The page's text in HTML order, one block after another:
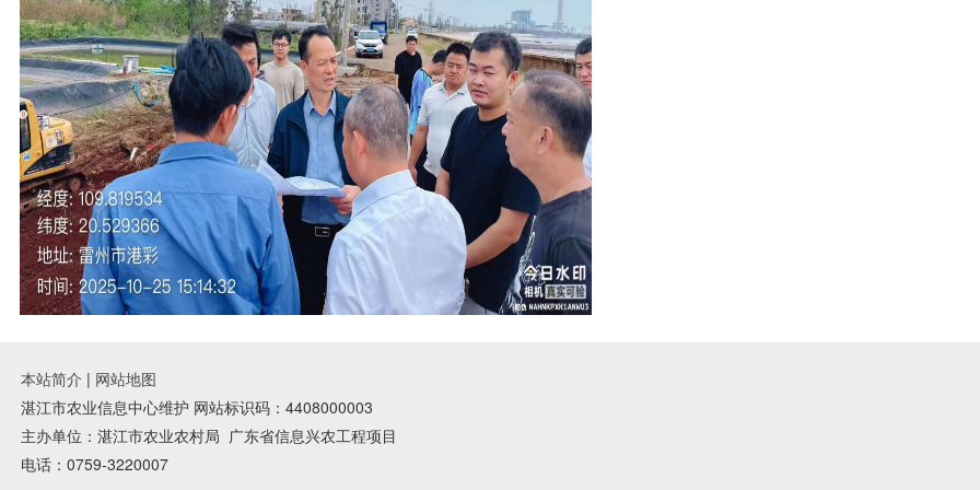
本站简介 | 网站地图
湛江市农业信息中心维护 网站标识码：4408000003
主办单位：湛江市农业农村局 广东省信息兴农工程项目
电话：0759-3220007